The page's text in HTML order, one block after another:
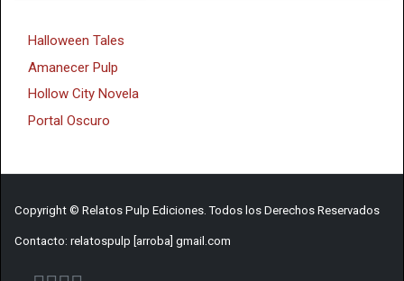
Halloween Tales
Amanecer Pulp
Hollow City Novela
Portal Oscuro
Copyright © Relatos Pulp Ediciones. Todos los Derechos Reservados
Contacto: relatospulp [arroba] gmail.com